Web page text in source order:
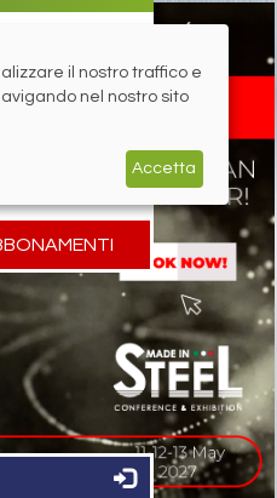
il nostro traffico e
nel nostro sito
Accetta